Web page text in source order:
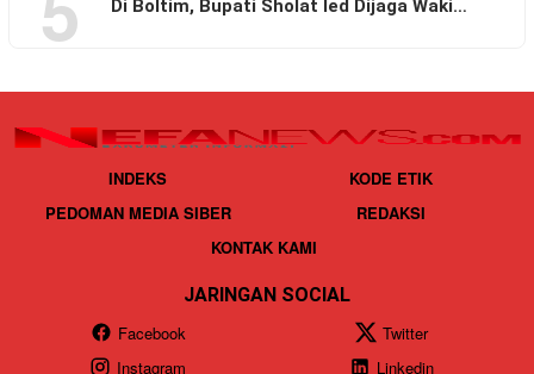
Di Boltim, Bupati Sholat Ied Dijaga Waki…
INDEKS
KODE ETIK
PEDOMAN MEDIA SIBER
REDAKSI
KONTAK KAMI
JARINGAN SOCIAL
Facebook
Twitter
Instagram
Linkedin